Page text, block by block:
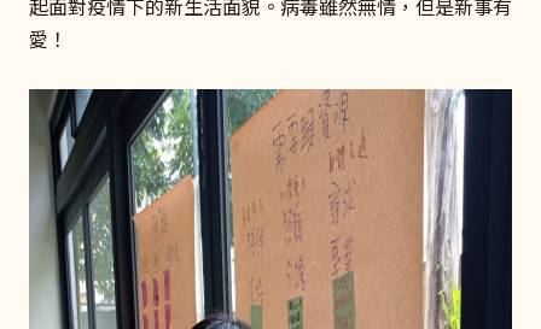
起面對疫情下的新生活面貌。病毒雖然無情，但是新事有
愛！